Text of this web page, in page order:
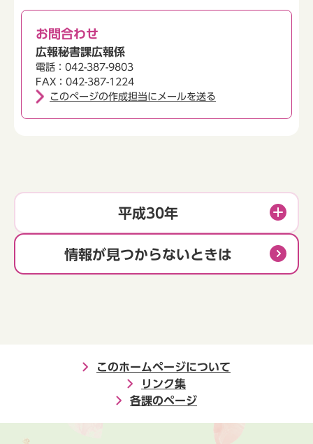
お問合わせ
広報秘書課広報係
電話：042-387-9803
FAX：042-387-1224
このページの作成担当にメールを送る
平成30年
情報が見つからないときは
このホームページについて
リンク集
各課のページ